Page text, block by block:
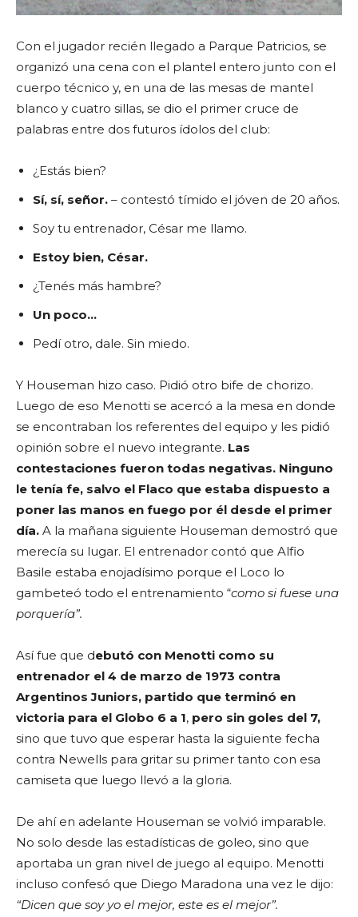
Con el jugador recién llegado a Parque Patricios, se
organizó una cena con el plantel entero junto con el
cuerpo técnico y, en una de las mesas de mantel
blanco y cuatro sillas, se dio el primer cruce de
palabras entre dos futuros ídolos del club:
¿Estás bien?
Sí, sí, señor. – contestó tímido el jóven de 20 años.
Soy tu entrenador, César me llamo.
Estoy bien, César.
¿Tenés más hambre?
Un poco…
Pedí otro, dale. Sin miedo.
Y Houseman hizo caso. Pidió otro bife de chorizo.
Luego de eso Menotti se acercó a la mesa en donde
se encontraban los referentes del equipo y les pidió
opinión sobre el nuevo integrante. Las
contestaciones fueron todas negativas. Ninguno
le tenía fe, salvo el Flaco que estaba dispuesto a
poner las manos en fuego por él desde el primer
día. A la mañana siguiente Houseman demostró que
merecía su lugar. El entrenador contó que Alfio
Basile estaba enojadísimo porque el Loco lo
gambeteó todo el entrenamiento “como si fuese una
porquería”.
Así fue que debutó con Menotti como su
entrenador el 4 de marzo de 1973 contra
Argentinos Juniors, partido que terminó en
victoria para el Globo 6 a 1, pero sin goles del 7,
sino que tuvo que esperar hasta la siguiente fecha
contra Newells para gritar su primer tanto con esa
camiseta que luego llevó a la gloria.
De ahí en adelante Houseman se volvió imparable.
No solo desde las estadísticas de goleo, sino que
aportaba un gran nivel de juego al equipo. Menotti
incluso confesó que Diego Maradona una vez le dijo:
“Dicen que soy yo el mejor, este es el mejor”.